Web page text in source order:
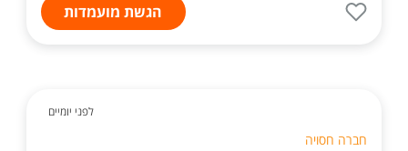
הגשת מועמדות
לפני יומיים
חברה חסויה